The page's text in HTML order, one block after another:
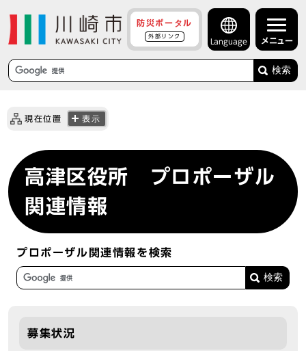
防災ポータル
外部リンク
Language メニュー
検索
現在位置 表示
高津区役所 プロポーザル
関連情報
プロポーザル関連情報を検索
募集状況